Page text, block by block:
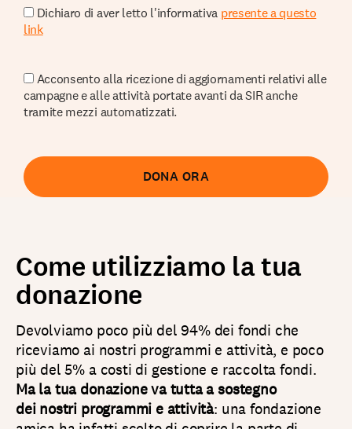
Dichiaro di aver letto l'informativa presente a questo
link
Acconsento alla ricezione di aggiornamenti relativi alle
campagne e alle attività portate avanti da SIR anche
tramite mezzi automatizzati.
DONA ORA
Come utilizziamo la tua
donazione
Devolviamo poco più del 94% dei fondi che
riceviamo ai nostri programmi e attività, e poco
più del 5% a costi di gestione e raccolta fondi.
Ma la tua donazione va tutta a sostegno
dei nostri programmi e attività: una fondazione